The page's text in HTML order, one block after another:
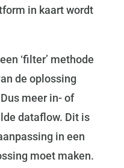
in kaart wordt
‘filter’ methode
de oplossing
meer in- of
dataflow. Dit is
in een
moet maken.